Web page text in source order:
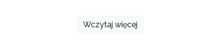
Wczytaj więcej